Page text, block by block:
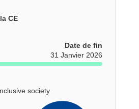
CE
Date de fin
31 Janvier 2026
society